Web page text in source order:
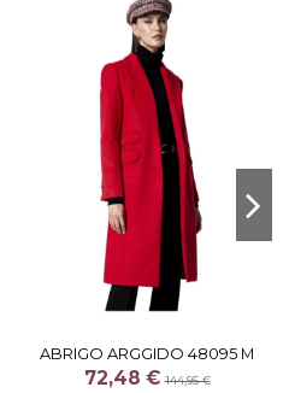
ABRIGO ARGGIDO 48095 M
72,48 €144,95 €